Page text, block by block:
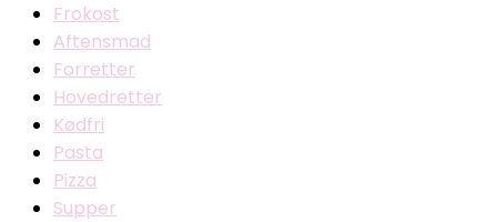
Frokost
Aftensmad
Forretter
Hovedretter
Kødfri
Pasta
Pizza
Supper